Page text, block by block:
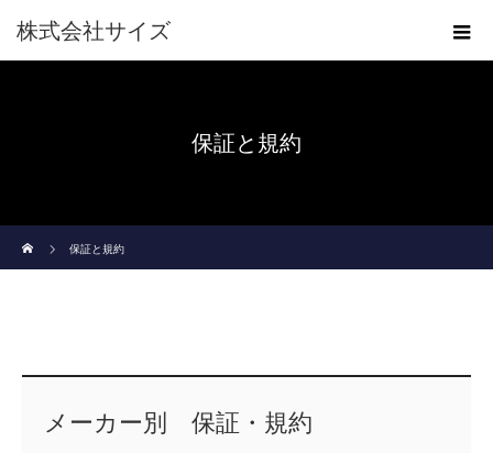
株式会社サイズ
保証と規約
保証と規約
メーカー別 保証・規約